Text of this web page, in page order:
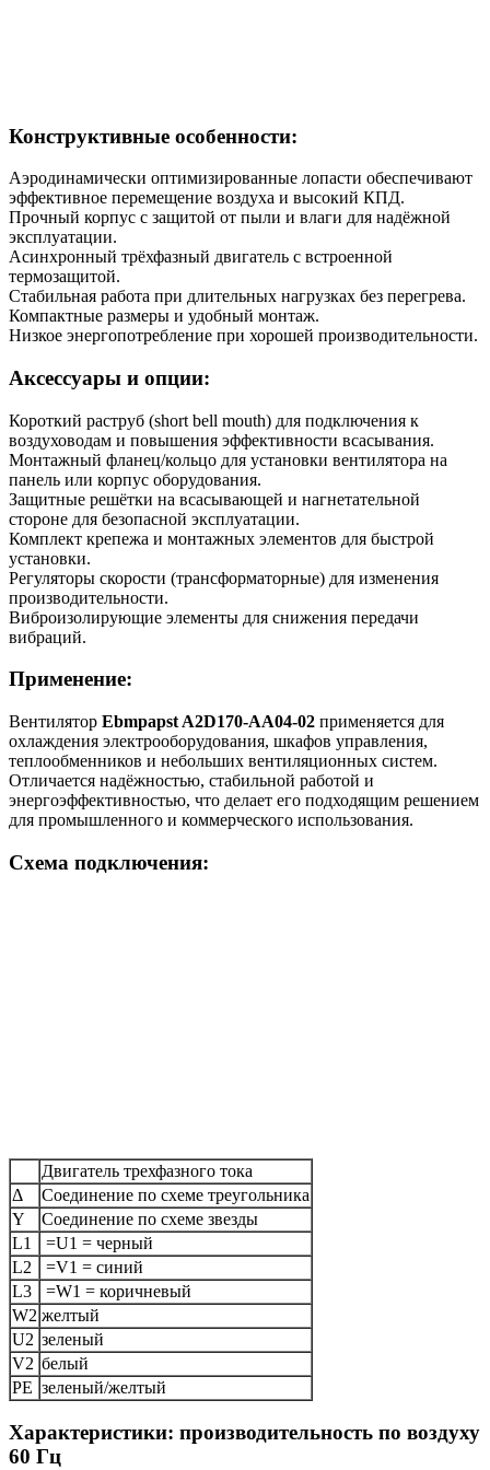
Конструктивные особенности:
Аэродинамически оптимизированные лопасти обеспечивают
эффективное перемещение воздуха и высокий КПД.
Прочный корпус с защитой от пыли и влаги для надёжной
эксплуатации.
Асинхронный трёхфазный двигатель с встроенной
термозащитой.
Стабильная работа при длительных нагрузках без перегрева.
Компактные размеры и удобный монтаж.
Низкое энергопотребление при хорошей производительности.
Аксессуары и опции:
Короткий раструб (short bell mouth) для подключения к
воздуховодам и повышения эффективности всасывания.
Монтажный фланец/кольцо для установки вентилятора на
панель или корпус оборудования.
Защитные решётки на всасывающей и нагнетательной
стороне для безопасной эксплуатации.
Комплект крепежа и монтажных элементов для быстрой
установки.
Регуляторы скорости (трансформаторные) для изменения
производительности.
Виброизолирующие элементы для снижения передачи
вибраций.
Применение:
Вентилятор Ebmpapst A2D170-AA04-02 применяется для
охлаждения электрооборудования, шкафов управления,
теплообменников и небольших вентиляционных систем.
Отличается надёжностью, стабильной работой и
энергоэффективностью, что делает его подходящим решением
для промышленного и коммерческого использования.
Схема подключения:
Двигатель трехфазного тока
Δ
Соединение по схеме треугольника
Y
Соединение по схеме звезды
L1
=U1 = черный
L2
=V1 = синий
L3
=W1 = коричневый
W2 желтый
U2 зеленый
V2 белый
PE зеленый/желтый
Характеристики: производительность по воздуху
60 Гц